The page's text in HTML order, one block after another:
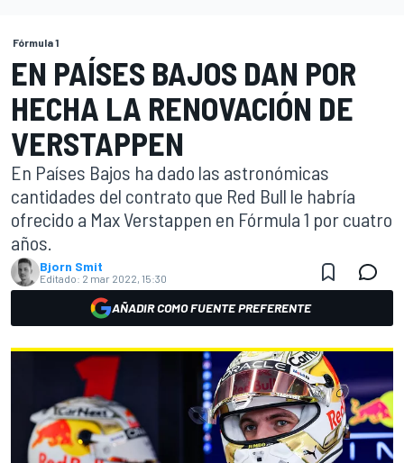
Fórmula 1
EN PAÍSES BAJOS DAN POR
HECHA LA RENOVACIÓN DE
VERSTAPPEN
En Países Bajos ha dado las astronómicas
cantidades del contrato que Red Bull le habría
ofrecido a Max Verstappen en Fórmula 1 por cuatro
años.
Bjorn Smit
Editado: 2 mar 2022, 15:30
AÑADIR COMO FUENTE PREFERENTE